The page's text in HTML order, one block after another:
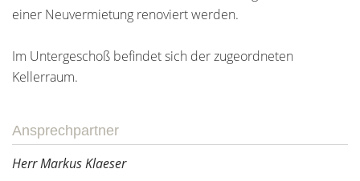
einer Neuvermietung renoviert werden.
Im Untergeschoß befindet sich der zugeordneten
Kellerraum.
Ansprechpartner
Herr Markus Klaeser